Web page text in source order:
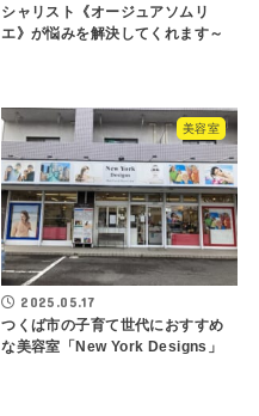
シャリスト《オージュアソムリ
エ》が悩みを解決してくれます～
美容室
2025.05.17
つくば市の子育て世代におすすめ
な美容室「New York Designs」